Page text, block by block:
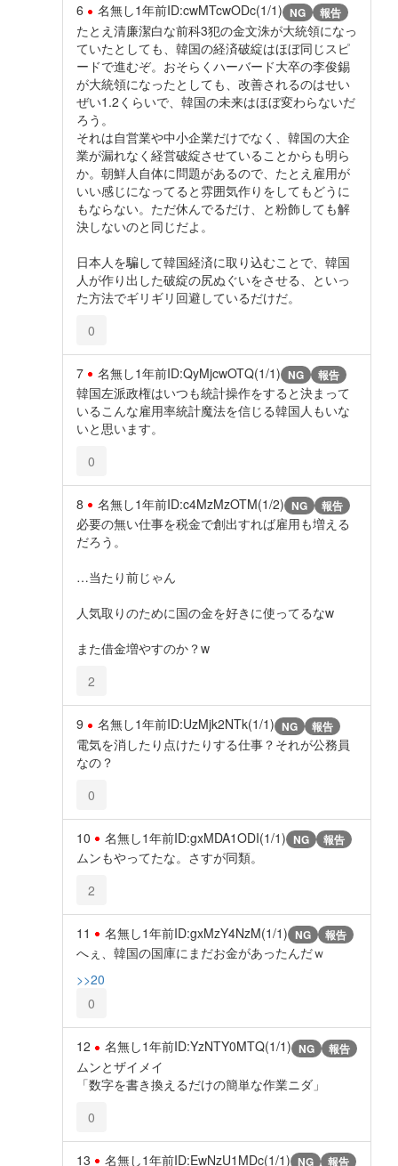
6 名無し1年前ID:cwMTcwODc(1/1) NG 報告
たとえ清廉潔白な前科3犯の金文洙が大統領になっ
ていたとしても、韓国の経済破綻はほぼ同じスピ
ードで進むぞ。おそらくハーバード大卒の李俊錫
が大統領になったとしても、改善されるのはせい
ぜい1.2くらいで、韓国の未来はほぼ変わらないだ
ろう。
それは自営業や中小企業だけでなく、韓国の大企
業が漏れなく経営破綻させていることからも明ら
か。朝鮮人自体に問題があるので、たとえ雇用が
いい感じになってると雰囲気作りをしてもどうに
もならない。ただ休んでるだけ、と粉飾しても解
決しないのと同じだよ。
日本人を騙して韓国経済に取り込むことで、韓国
人が作り出した破綻の尻ぬぐいをさせる、といっ
た方法でギリギリ回避しているだけだ。
0
7 名無し1年前ID:QyMjcwOTQ(1/1) NG 報告
韓国左派政権はいつも統計操作をすると決まって
いるこんな雇用率統計魔法を信じる韓国人もいな
いと思います。
0
8 名無し1年前ID:c4MzMzOTM(1/2) NG 報告
必要の無い仕事を税金で創出すれば雇用も増える
だろう。
…当たり前じゃん
人気取りのために国の金を好きに使ってるなw
また借金増やすのか？w
2
9 名無し1年前ID:UzMjk2NTk(1/1) NG 報告
電気を消したり点けたりする仕事？それが公務員
なの？
0
10 名無し1年前ID:gxMDA1ODI(1/1) NG 報告
ムンもやってたな。さすが同類。
2
11 名無し1年前ID:gxMzY4NzM(1/1) NG 報告
へぇ、韓国の国庫にまだお金があったんだｗ
>>20
0
12 名無し1年前ID:YzNTY0MTQ(1/1) NG 報告
ムンとザイメイ
「数字を書き換えるだけの簡単な作業ニダ」
0
13 名無し1年前ID:EwNzU1MDc(1/1) NG 報告